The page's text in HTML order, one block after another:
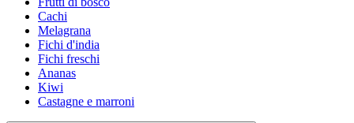
Cachi
Melagrana
Fichi d'india
Fichi freschi
Ananas
Kiwi
Castagne e marroni